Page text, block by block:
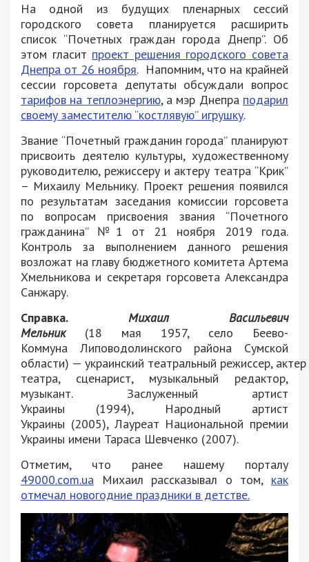
На одной из будущих пленарных сессий
городского совета планируется расширить
список “Почетных граждан города Днепр”. Об
этом гласит проект решения городского совета
Днепра от 26 ноября. Напомним, что на крайней
сессии горсовета депутаты обсуждали вопрос
тарифов на теплоэнергию, а мэр Днепра подарил
своему заместителю “костлявую” игрушку.
Звание “Почетный гражданин города” планируют
присвоить деятелю культуры, художественному
руководителю, режиссеру и актеру театра “Крик”
– Михаилу Мельнику. Проект решения появился
по результатам заседания комиссии горсовета
по вопросам присвоения звания “Почетного
гражданина” №1 от 21 ноября 2019 года.
Контроль за выполнением данного решения
возложат на главу бюджетного комитета Артема
Хмельникова и секретаря горсовета Александра
Санжару.
Справка.
Михаил Васильевич
Мельник(18 мая 1957, село Беево-
Коммуна Липоводолинского района Сумской
области) — украинский театральный режиссер, актер
театра, сценарист, музыкальный редактор,
музыкант. Заслуженный артист
Украины (1994), Народный артист
Украины (2005), Лауреат Национальной премии
Украины имени Тараса Шевченко (2007).
Отметим, что ранее нашему порталу
49000.com.ua Михаил рассказывал о том, как
отмечал новогодние праздники в детстве.